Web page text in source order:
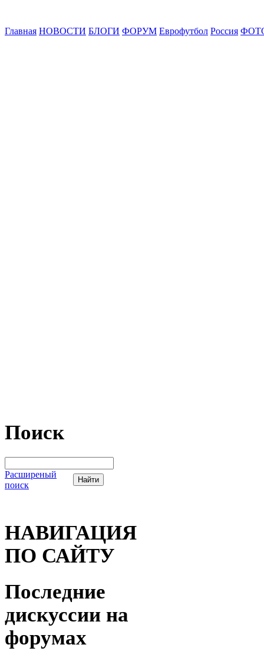
Главная НОВОСТИ БЛОГИ ФОРУМ Еврофутбол Россия
Поиск
Расширеный
поиск
НАВИГАЦИЯ
ПО САЙТУ
Последние
дискуссии на
форумах